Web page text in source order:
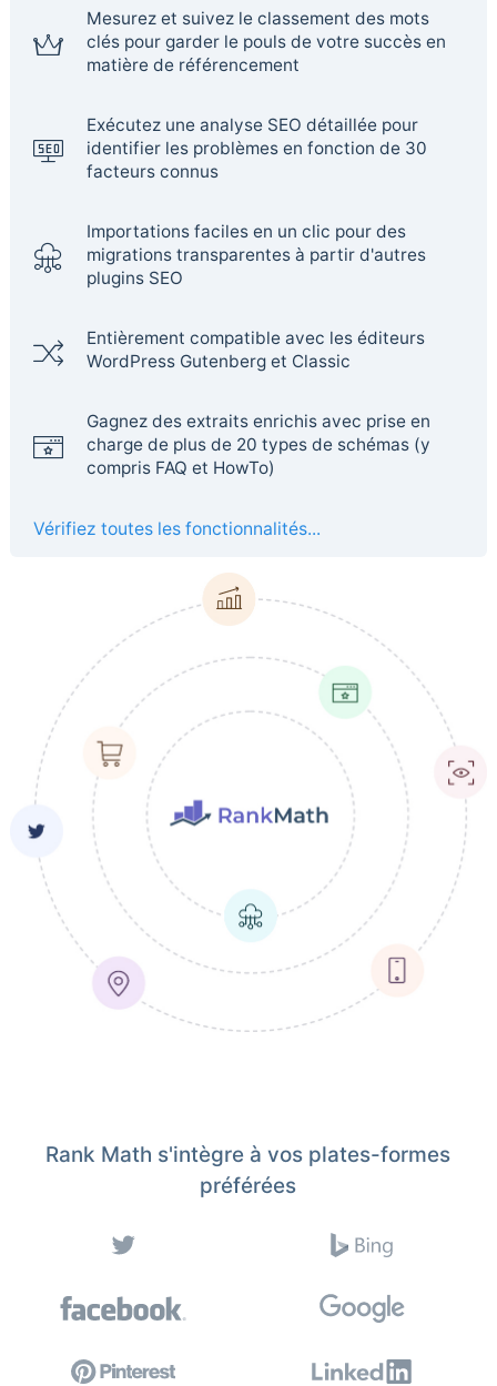
Mesurez et suivez le classement des mots
clés pour garder le pouls de votre succès en
matière de référencement
Exécutez une analyse SEO détaillée pour
identifier les problèmes en fonction de 30
facteurs connus
Importations faciles en un clic pour des
migrations transparentes à partir d'autres
plugins SEO
Entièrement compatible avec les éditeurs
WordPress Gutenberg et Classic
Gagnez des extraits enrichis avec prise en
charge de plus de 20 types de schémas (y
compris FAQ et HowTo)
Vérifiez toutes les fonctionnalités...
Rank Math s'intègre à vos plates-formes
préférées